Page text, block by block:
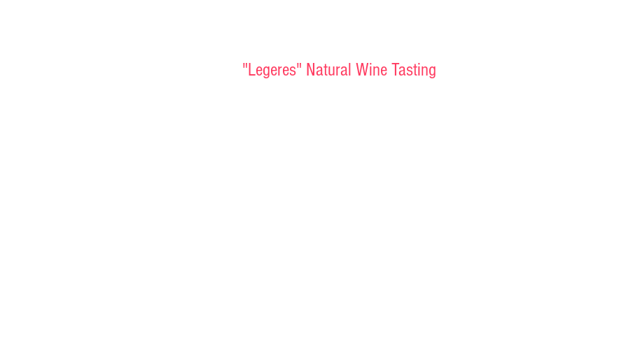
"Legeres" Natural Wine Tasting